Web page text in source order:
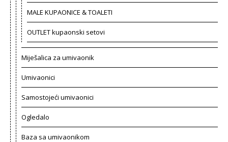
MALE KUPAONICE & TOALETI
OUTLET kupaonski setovi
Miješalica za umivaonik
Umivaonici
Samostojeći umivaonici
Ogledalo
Baza sa umivaonikom